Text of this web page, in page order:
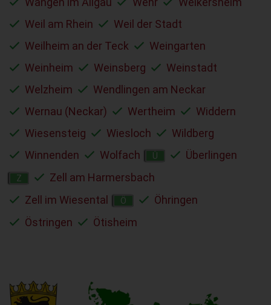
Weil am Rhein
Weil der Stadt
Weilheim an der Teck
Weingarten
Weinheim
Weinsberg
Weinstadt
Welzheim
Wendlingen am Neckar
Wernau (Neckar)
Wertheim
Widdern
Wiesensteig
Wiesloch
Wildberg
Winnenden
Wolfach Ü Überlingen
Z
Zell am Harmersbach
Zell im Wiesental
Ö
Öhringen
Östringen
Ötisheim